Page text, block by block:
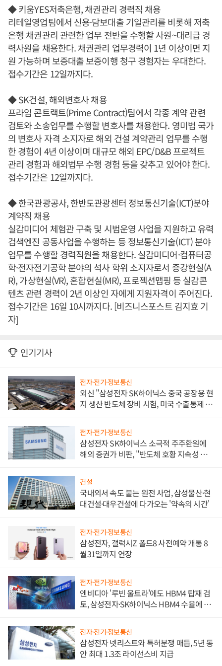
◆ 키움YES저축은행, 채권관리 경력직 채용
리테일영업팀에서 신용·담보대출 기일관리를 비롯해 저축
은행 채권관리 관련한 업무 전반을 수행할 사원~대리급 경
력사원을 채용한다. 채권관리 업무경력이 1년 이상이면 지
원 가능하며 보증대출 보증이행 청구 경험자는 우대한다.
접수기간은 12일까지다.
◆ SK건설, 해외변호사 채용
프라임 콘트랙트(Prime Contract)팀에서 각종 계약 관련
검토와 소송업무를 수행할 변호사를 채용한다. 영미법 국가
의 변호사 자격 소지자로 해외 건설 계약관리 업무를 수행
한 경험이 4년 이상이며 대규모 해외 EPC/D&B 프로젝트
관리 경험과 해외법무 수행 경험 등을 갖추고 있어야 한다.
접수기간은 12일까지다.
◆ 한국관광공사, 한반도관광센터 정보통신기술(ICT)분야
계약직 채용
실감미디어 체험관 구축 및 시범운영 사업을 지원하고 유력
검색엔진 공동사업을 수행하는 등 정보통신기술(ICT) 분야
업무를 수행할 경력직원을 채용한다. 실감미디어·컴퓨터공
학·전자전기공학 분야의 석사 학위 소지자로서 증강현실(A
R), 가상현실(VR), 혼합현실(MR), 프로젝션맵핑 등 실감콘
텐츠 관련 경력이 2년 이상인 자에게 지원자격이 주어진다.
접수기간은 16일 10시까지다. [비즈니스포스트 김지효 기
자]
인기기사
전자·전기·정보통신
외신 "삼성전자 SK하이닉스 중국 공장용 현
지 생산 반도체 장비 시험, 미국 수출통제 대
전자·전기·정보통신
삼성전자 SK하이닉스 소극적 주주환원에
해외 증권가 비판, "반도체 호황 지속성 의
건설
국내외서 속도 붙는 원전 사업, 삼성물산·현
대건설·대우건설에 다가오는 '약속의 시간'
전자·전기·정보통신
삼성전자, 갤럭시Z 폴드8 사전예약 개통 8
월31일까지 연장
전자·전기·정보통신
엔비디아 '루빈 울트라'에도 HBM4 탑재 검
토, 삼성전자·SK하이닉스 HBM4 수율에 주
전자·전기·정보통신
삼성전자 넷리스트와 특허분쟁 매듭, 5년 동
안 최대 1.3조 라이선스비 지급